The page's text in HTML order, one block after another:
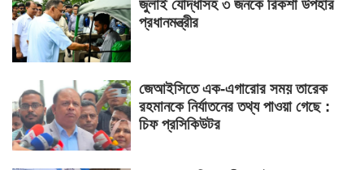
জুলাই যোদ্ধাসহ ৩ জনকে রিকশা উপহার
প্রধানমন্ত্রীর
জেআইসিতে এক-এগারোর সময় তারেক
রহমানকে নির্যাতনের তথ্য পাওয়া গেছে :
চিফ প্রসিকিউটর